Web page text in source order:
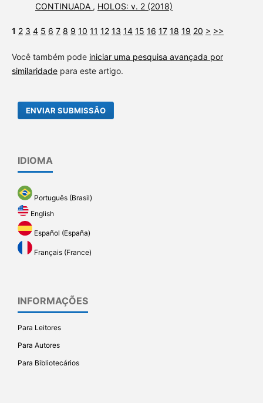
CONTINUADA , HOLOS: v. 2 (2018)
1 2 3 4 5 6 7 8 9 10 11 12 13 14 15 16 17 18 19 20 > >>
Você também pode iniciar uma pesquisa avançada por
similaridadepara este artigo.
ENVIAR SUBMISSÃO
IDIOMA
Português (Brasil)
English
Español (España)
Français (France)
INFORMAÇÕES
Para Leitores
Para Autores
Para Bibliotecários